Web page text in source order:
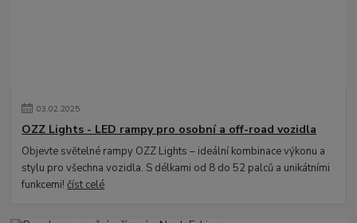
03.02.2025
OZZ Lights - LED rampy pro osobní a off-road vozidla
Objevte světelné rampy OZZ Lights – ideální kombinace výkonu a
stylu pro všechna vozidla. S délkami od 8 do 52 palců a unikátními
funkcemi!číst celé